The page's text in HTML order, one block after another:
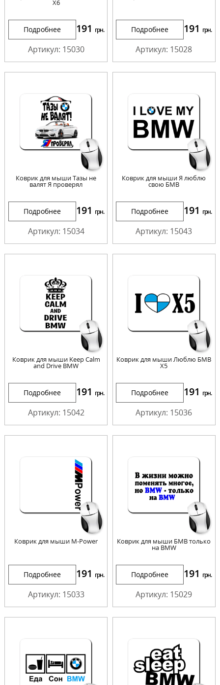
X6
Подробнее 191 грн.
Артикул: 15030
Подробнее 191 грн.
Артикул: 15028
Коврик для мыши Тазы не
валят Я проверял
Подробнее 191 грн.
Артикул: 15034
Коврик для мыши Я люблю
свою БМВ
Подробнее 191 грн.
Артикул: 15043
Коврик для мыши Keep Calm
and Drive BMW
Подробнее 191 грн.
Артикул: 15042
Коврик для мыши Люблю БМВ
X5
Подробнее 191 грн.
Артикул: 15036
Коврик для мыши M-Power
Подробнее 191 грн.
Артикул: 15033
Коврик для мыши БМВ только
на BMW
Подробнее 191 грн.
Артикул: 15029